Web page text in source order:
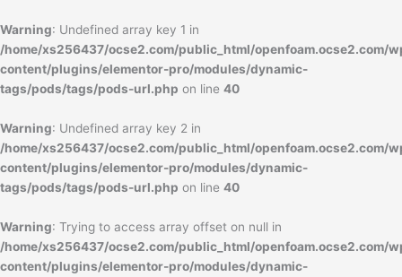
Warning: Undefined array key 1 in
/home/xs256437/ocse2.com/public_html/openfoam.ocse2.com/
content/plugins/elementor-pro/modules/dynamic-
tags/pods/tags/pods-url.php on line 40
Warning: Undefined array key 2 in
/home/xs256437/ocse2.com/public_html/openfoam.ocse2.com/
content/plugins/elementor-pro/modules/dynamic-
tags/pods/tags/pods-url.php on line 40
Warning: Trying to access array offset on null in
/home/xs256437/ocse2.com/public_html/openfoam.ocse2.com/
content/plugins/elementor-pro/modules/dynamic-
容
を
ス
キ
プ